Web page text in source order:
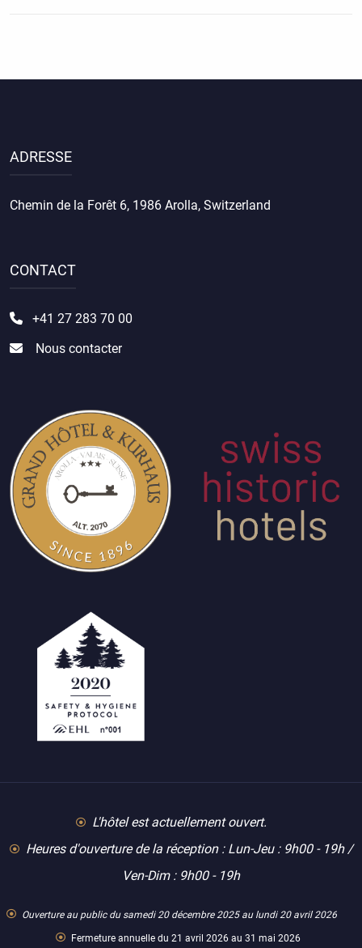
ADRESSE
Chemin de la Forêt 6, 1986 Arolla, Switzerland
CONTACT
+41 27 283 70 00
Nous contacter
L'hôtel est actuellement ouvert.
Heures d'ouverture de la réception : Lun-Jeu : 9h00 - 19h /
Ven-Dim : 9h00 - 19h
Ouverture au public du samedi 20 décembre 2025 au lundi 20 avril 2026
Fermeture annuelle du 21 avril 2026 au 31 mai 2026